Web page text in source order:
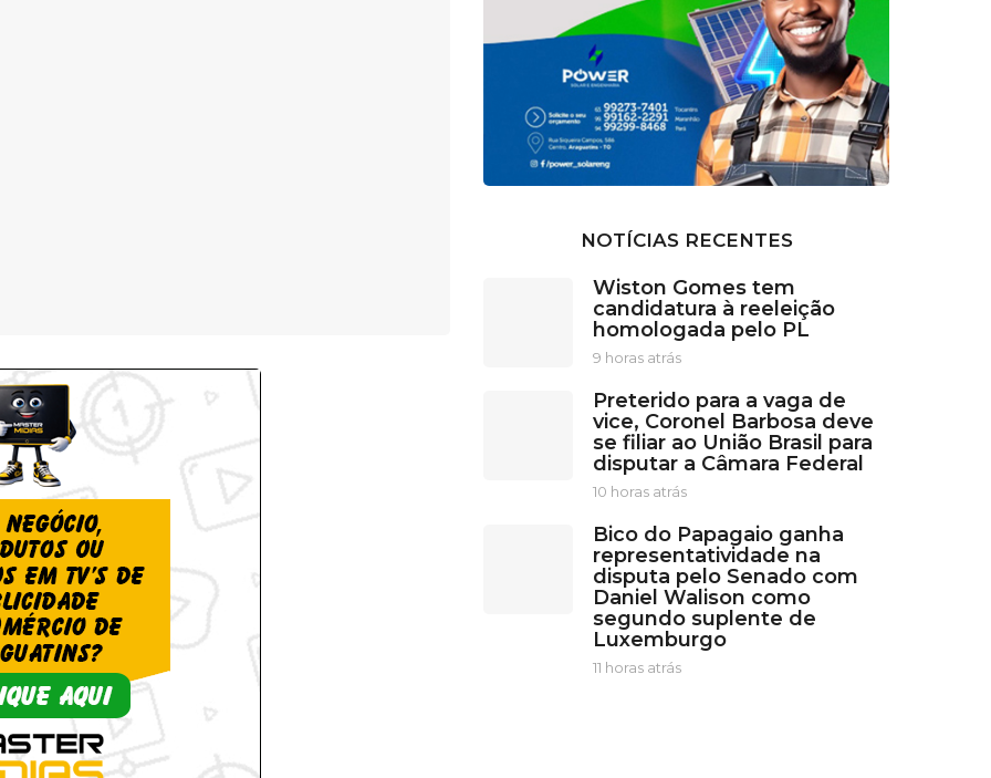
NOTÍCIAS RECENTES
Wiston Gomes tem
candidatura à reeleição
homologada pelo PL
9 horas atrás
o
r
a
s
r
á
s
Preterido para a vaga de
vice, Coronel Barbosa deve
se filiar ao União Brasil para
disputar a Câmara Federal
10 horas atrás
h
o
r
a
s
a
Bico do Papagaio ganha
representatividade na
disputa pelo Senado com
Daniel Walison como
segundo suplente de
Luxemburgo
11 horas atrás